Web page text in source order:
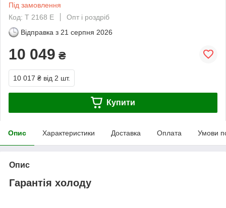
Під замовлення
Код: T 2168 E
Опт і роздріб
Відправка з 21 серпня 2026
10 049 ₴
10 017 ₴ від 2 шт.
Купити
Опис Характеристики Доставка Оплата Умови
Опис
Гарантія холоду